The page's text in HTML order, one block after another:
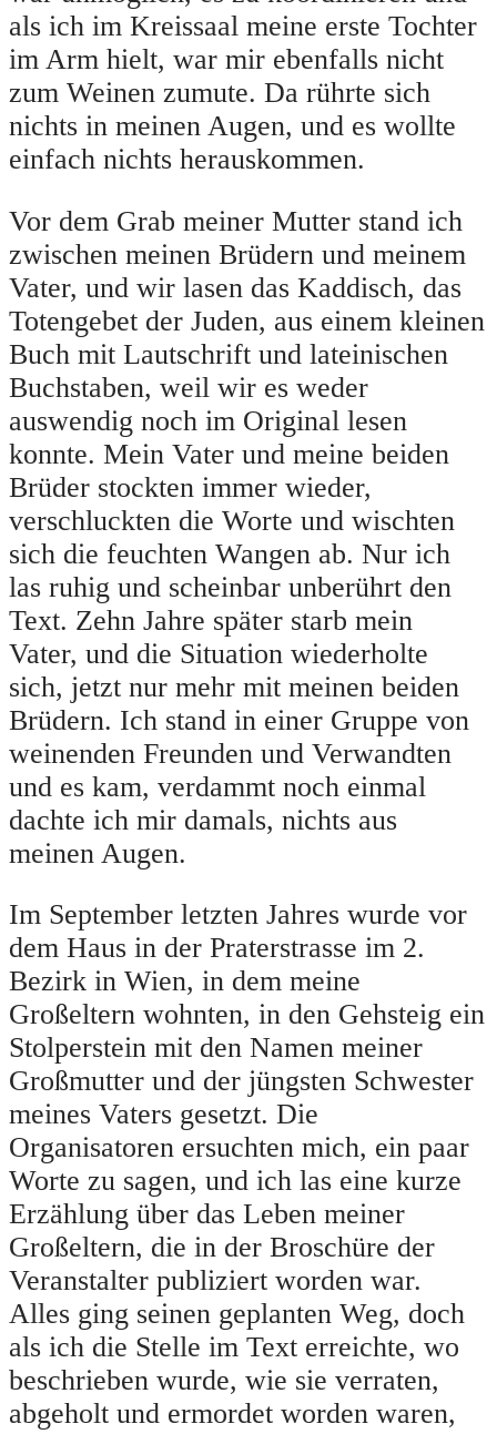
als ich im Kreissaal meine erste Tochter
im Arm hielt, war mir ebenfalls nicht
zum Weinen zumute. Da rührte sich
nichts in meinen Augen, und es wollte
einfach nichts herauskommen.
Vor dem Grab meiner Mutter stand ich
zwischen meinen Brüdern und meinem
Vater, und wir lasen das Kaddisch, das
Totengebet der Juden, aus einem kleinen
Buch mit Lautschrift und lateinischen
Buchstaben, weil wir es weder
auswendig noch im Original lesen
konnte. Mein Vater und meine beiden
Brüder stockten immer wieder,
verschluckten die Worte und wischten
sich die feuchten Wangen ab. Nur ich
las ruhig und scheinbar unberührt den
Text. Zehn Jahre später starb mein
Vater, und die Situation wiederholte
sich, jetzt nur mehr mit meinen beiden
Brüdern. Ich stand in einer Gruppe von
weinenden Freunden und Verwandten
und es kam, verdammt noch einmal
dachte ich mir damals, nichts aus
meinen Augen.
Im September letzten Jahres wurde vor
dem Haus in der Praterstrasse im 2.
Bezirk in Wien, in dem meine
Großeltern wohnten, in den Gehsteig ein
Stolperstein mit den Namen meiner
Großmutter und der jüngsten Schwester
meines Vaters gesetzt. Die
Organisatoren ersuchten mich, ein paar
Worte zu sagen, und ich las eine kurze
Erzählung über das Leben meiner
Großeltern, die in der Broschüre der
Veranstalter publiziert worden war.
Alles ging seinen geplanten Weg, doch
als ich die Stelle im Text erreichte, wo
beschrieben wurde, wie sie verraten,
abgeholt und ermordet worden waren,